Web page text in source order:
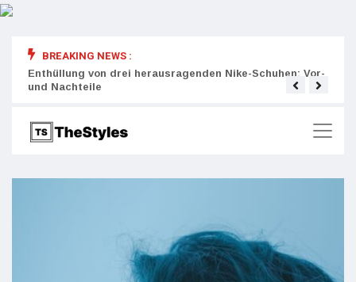
BREAKING NEWS :
Enthüllung von drei herausragenden Nike-Schuhen: Vor-
und Nachteile